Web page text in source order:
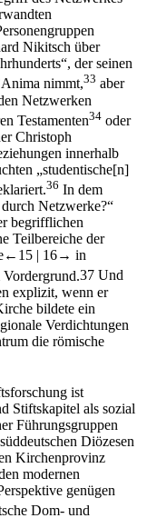
Nikitsch über
der seinen
nimmt,33 aber
Netzwerken
Testamenten34 oder
Christoph
innerhalb
„studentische[n]
36 In dem
Netzwerke?“
begrifflichen
Teilbereiche der
←15 | 16→ in
37 Und
explizit, wenn er
bildete ein
Verdichtungen
die römische
ist
Stiftskapitel als sozial
Führungsgruppen
Diözesen
Kirchenprovinz
modernen
genügen
Dom- und